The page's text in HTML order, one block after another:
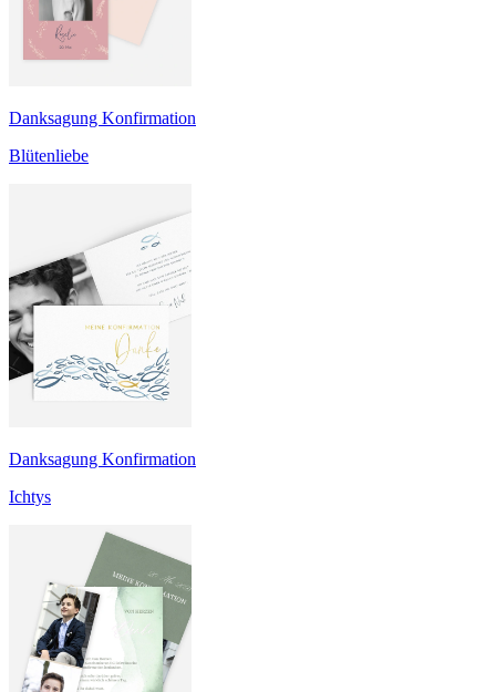
Danksagung Konfirmation
Blütenliebe
Danksagung Konfirmation
Ichtys